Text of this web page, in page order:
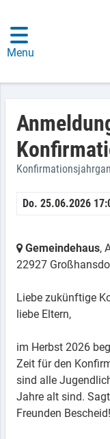
Menu
Do. 25.06.2026
Gemeindehaus,
22927
Liebe zukünftige
liebe Eltern,
im Herbst 2026
Zeit für den
sind alle
Jahre alt sind.
Freunden Bescheid!